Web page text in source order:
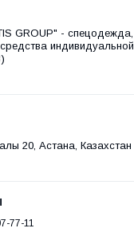
GROUP" - спецодежда,
индивидуальной
20, Астана, Казахстан
77-11